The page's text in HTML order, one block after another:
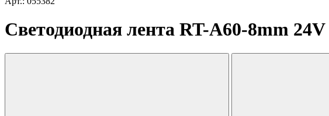
Светодиодная лента RT-A60-8mm